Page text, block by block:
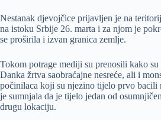
Nestanak djevojčice prijavljen je na
na istoku Srbije 26. marta i za njom je
se proširila i izvan granica zemlje.
Tokom potrage mediji su prenosili kako
Danka žrtva saobraćajne nesreće, ali i
počinilaca koji su njezino tijelo prvo
je sumnjala da je tijelo jedan od
drugu lokaciju.